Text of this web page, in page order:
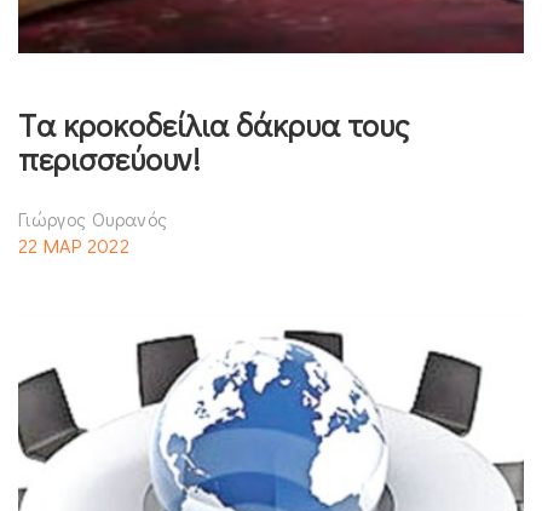
Tα κροκοδείλια δάκρυα τους
περισσεύουν!
Γιώργος Ουρανός
22 ΜΑΡ 2022